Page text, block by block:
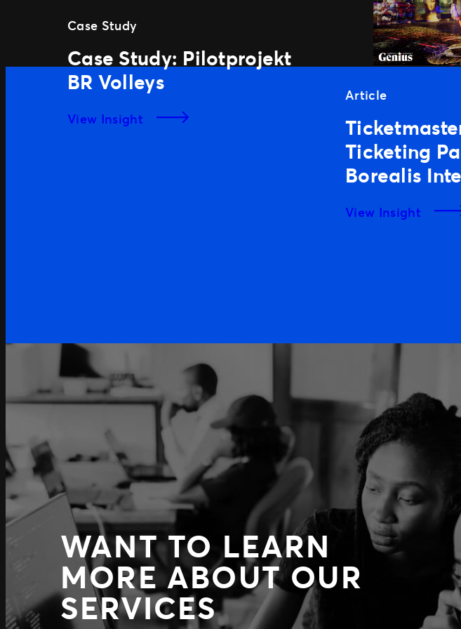
Case Study
Case Study: Pilotprojekt
BR Volleys
View Insight
Article
Ticketing
Borealis
View Insight
WANT TO LEARN
MORE ABOUT OUR
SERVICES